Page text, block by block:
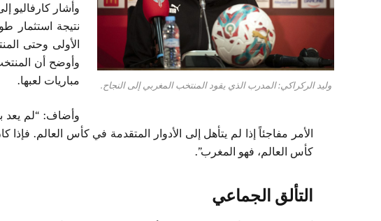
وليد الركراكي: المدرب الذي يقود المنتخب المغربي إلى النجاح.
وأشار كارفاليو
نتيجة استثمار
الأولى وحتى
وأوضح أن
مباريات لعبها.
وأضاف: “لم يعد
الأمر مفاجئاً إذا لم يتأهل إلى الأدوار المتقدمة في كأس العالم.
كأس العالم، فهو المغرب”.
التألق الجماعي